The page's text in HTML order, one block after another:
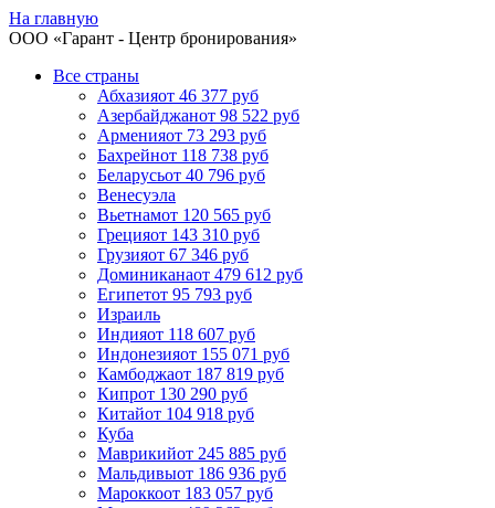
На главную
ООО «Гарант - Центр бронирования»
Все страны
Абхазияот 46 377 руб
Азербайджанот 98 522 руб
Арменияот 73 293 руб
Бахрейнот 118 738 руб
Беларусьот 40 796 руб
Венесуэла
Вьетнамот 120 565 руб
Грецияот 143 310 руб
Грузияот 67 346 руб
Доминиканаот 479 612 руб
Египетот 95 793 руб
Израиль
Индияот 118 607 руб
Индонезияот 155 071 руб
Камбоджаот 187 819 руб
Кипрот 130 290 руб
Китайот 104 918 руб
Куба
Маврикийот 245 885 руб
Мальдивыот 186 936 руб
Мароккоот 183 057 руб